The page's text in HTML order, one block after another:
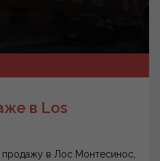
в Los
продажу в Лос Монтесинос,